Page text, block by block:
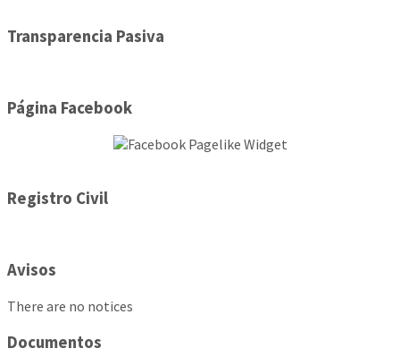
Transparencia Pasiva
Página Facebook
Registro Civil
Avisos
There are no notices
Documentos